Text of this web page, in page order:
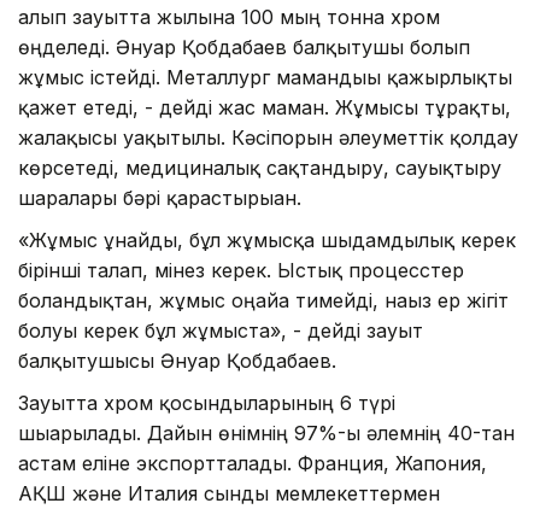
алып зауытта жылына 100 мың тонна хром
өңделеді. Әнуар Қобдабаев балқытушы болып
жұмыс істейді. Металлург мамандығы қажырлықты
қажет етеді, - дейді жас маман. Жұмысы тұрақты,
жалақысы уақытылы. Кәсіпорын әлеуметтік қолдау
көрсетеді, медициналық сақтандыру, сауықтыру
шаралары бәрі қарастырыған.
«Жұмыс ұнайды, бұл жұмысқа шыдамдылық керек
бірінші талап, мінез керек. Ыстық процесстер
болғандықтан, жұмыс оңайға тимейді, нағыз ер жігіт
болуы керек бұл жұмыста», - дейді зауыт
балқытушысы Әнуар Қобдабаев.
Зауытта хром қосындыларының 6 түрі
шығарылады. Дайын өнімнің 97%-ы әлемнің 40-тан
астам еліне экспортталады. Франция, Жапония,
АҚШ және Италия сынды мемлекеттермен